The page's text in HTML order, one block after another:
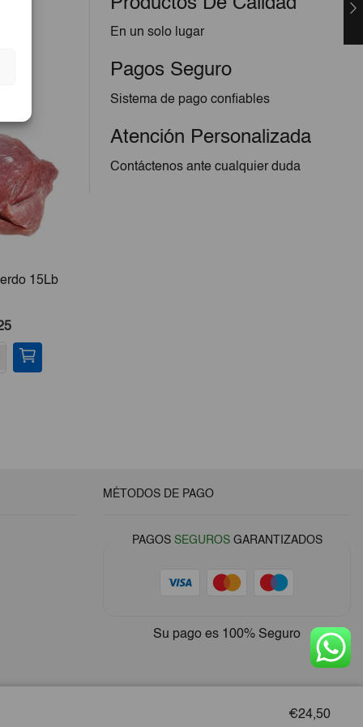
15Lb
En un solo lugar
Pagos Seguro
Sistema de pago confiables
Atención Personalizada
Contáctenos ante cualquier duda
MÉTODOS DE PAGO
PAGOS SEGUROSGARANTIZADOS
Su pago es 100% Seguro
€24,50